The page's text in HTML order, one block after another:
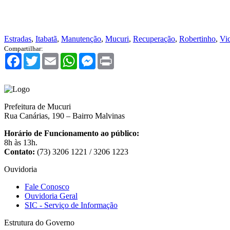
Estradas, Itabatã, Manutenção, Mucuri, Recuperação, Robertinho,
Compartilhar:
Facebook
TwitterEmail WhatsAppMessenger
Prefeitura de Mucuri
Rua Canárias, 190 – Bairro Malvinas
Horário de Funcionamento ao público:
8h às 13h.
Contato: (73) 3206 1221 / 3206 1223
Ouvidoria
Fale Conosco
Ouvidoria Geral
SIC - Serviço de Informação
Estrutura do Governo